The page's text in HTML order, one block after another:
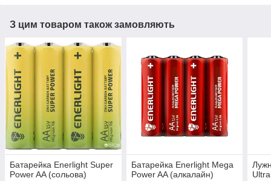
З цим товаром також замовляють
Батарейка Enerlight Super
Power AA (сольова)
Батарейка Enerlight Mega
Power AA (алкалайн)